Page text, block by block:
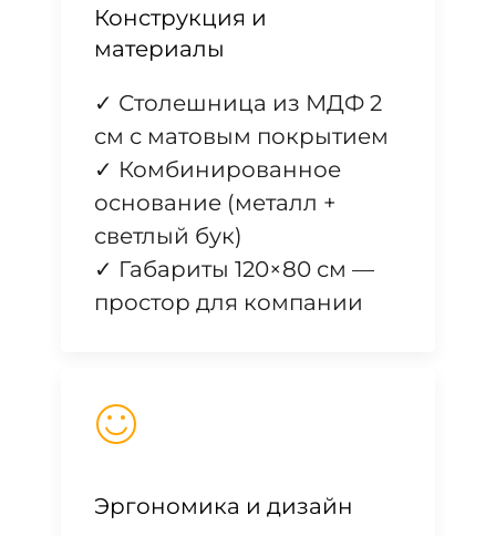
Конструкция и
материалы
✓ Столешница из МДФ 2
см с матовым покрытием
✓ Комбинированное
основание (металл +
светлый бук)
✓ Габариты 120×80 см —
простор для компании
Эргономика и дизайн